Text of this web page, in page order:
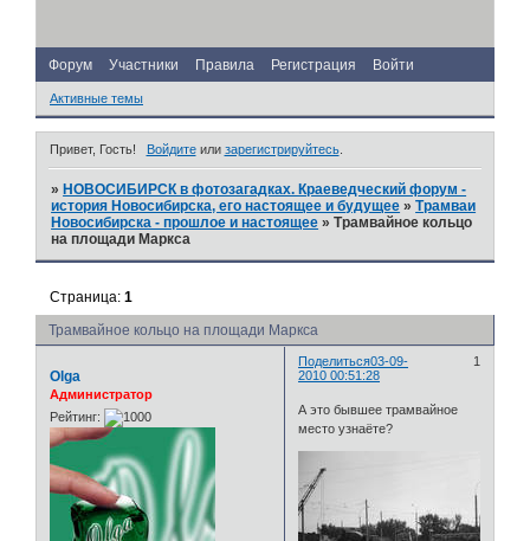
Форум Участники Правила Регистрация Войти
Активные темы
Привет, Гость! Войдитеили зарегистрируйтесь.
» НОВОСИБИРСК в фотозагадках. Краеведческий форум -
история Новосибирска, его настоящее и будущее »Трамваи
Новосибирска - прошлое и настоящее »Трамвайное кольцо
на площади Маркса
Трамвайное кольцо на площади Маркса
Страница:1
Поделиться 1
03-09-
2010 00:51:28
Olga
Администратор
Рейтинг:
А это бывшее трамвайное
место узнаёте?